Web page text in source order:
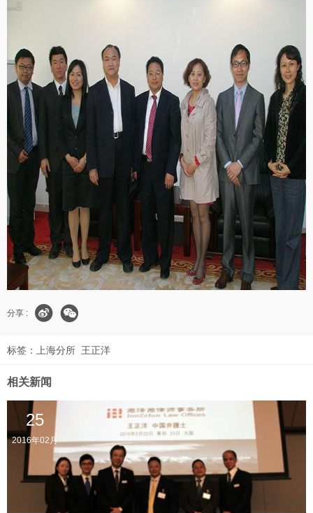
分享 :
标签： 上海分所 王正洋
相关新闻
25
2016年02月